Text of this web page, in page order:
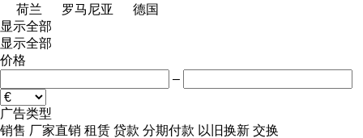
荷兰
罗马尼亚
德国
显示全部
显示全部
价格
–
广告类型
销售 厂家直销 租赁 贷款 分期付款 以旧换新 交换